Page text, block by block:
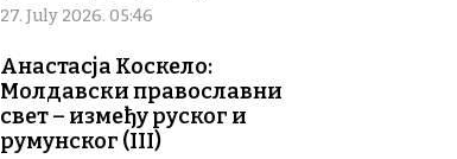
27. July 2026. 05:46
Анастасја Коскело:
Молдавски православни
свет – између руског и
румунског (III)